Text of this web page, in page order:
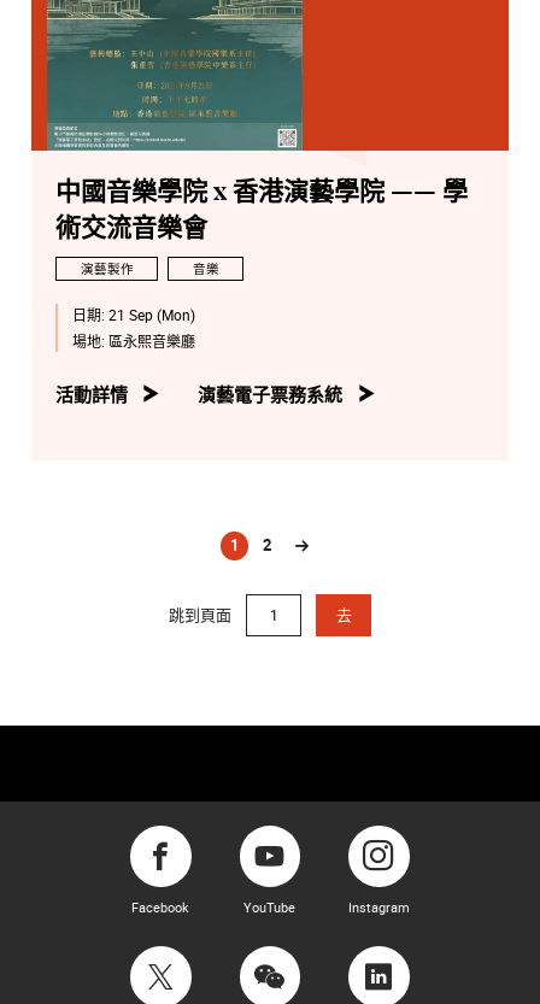
中國音樂學院 x 香港演藝學院 —— 學
術交流音樂會
演藝製作 音樂
日期: 21 Sep (Mon)
場地: 區永熙音樂廳
活動詳情 演藝電子票務系統
1
(current)
2
跳到頁面 去
Facebook YouTube Instagram